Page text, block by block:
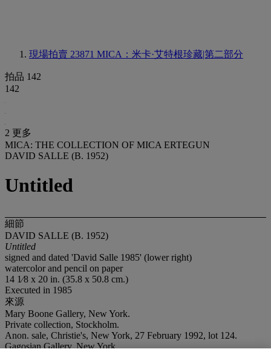
現場拍賣 23871 MICA：米卡·艾特根珍藏|第二部分
拍品 142
142
2 更多
MICA: THE COLLECTION OF MICA ERTEGUN
DAVID SALLE (B. 1952)
Untitled
細節
DAVID SALLE (B. 1952)
Untitled
signed and dated 'David Salle 1985' (lower right)
watercolor and pencil on paper
14 1⁄8 x 20 in. (35.8 x 50.8 cm.)
Executed in 1985
來源
Mary Boone Gallery, New York.
Private collection, Stockholm.
Anon. sale, Christie's, New York, 27 February 1992, lot 124.
Gagosian Gallery, New York.